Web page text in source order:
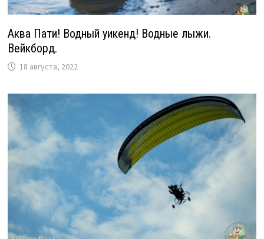
Аква Пати! Водный уикенд! Водные лыжи.
Вейкборд.
18 августа, 2022